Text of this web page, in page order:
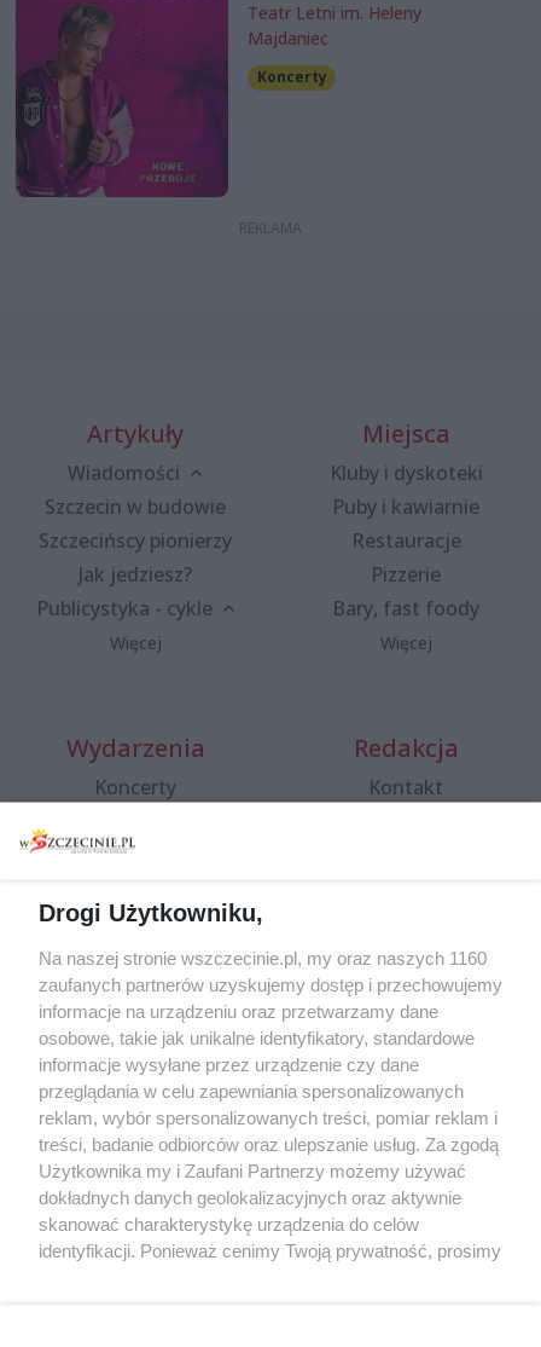
Teatr Letni im. Heleny
Majdaniec
Koncerty
Artykuły
Wiadomości
Szczecin w budowie
Szczecińscy pionierzy
Jak jedziesz?
Publicystyka - cykle
Więcej
Miejsca
Kluby i dyskoteki
Puby i kawiarnie
Restauracje
Pizzerie
Bary, fast foody
Więcej
Wydarzenia
Koncerty
Spacery i oprowadzania
targi
Wernisaże
Więcej
Redakcja
Kontakt
Specjalny koncert z okazji
20. urodzin portalu
wSzczecinie.pl
Regulamin konkursów
śniadaniówka "Hej
Szczecin! Jest piątek!"
Partnerzy
Praca Szczecin
Drogi Użytkowniku,
Na naszej stronie wszczecinie.pl, my oraz naszych 1160
zaufanych partnerów uzyskujemy dostęp i przechowujemy
informacje na urządzeniu oraz przetwarzamy dane
osobowe, takie jak unikalne identyfikatory, standardowe
informacje wysyłane przez urządzenie czy dane
przeglądania w celu zapewniania spersonalizowanych
reklam, wybór spersonalizowanych treści, pomiar reklam i
treści, badanie odbiorców oraz ulepszanie usług. Za zgodą
Użytkownika my i Zaufani Partnerzy możemy używać
dokładnych danych geolokalizacyjnych oraz aktywnie
skanować charakterystykę urządzenia do celów
identyfikacji. Ponieważ cenimy Twoją prywatność, prosimy